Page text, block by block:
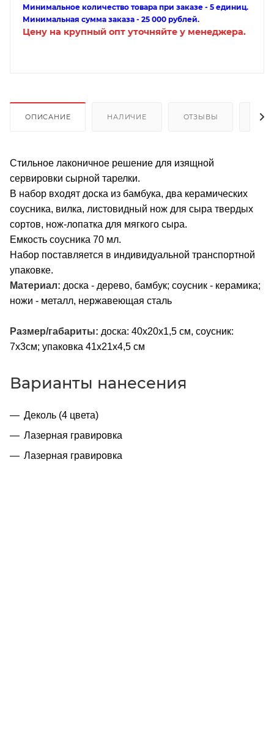
Минимальное количество товара при заказе - 5 единиц.
Минимальная сумма заказа - 25 000 рублей.
Цену на крупный опт уточняйте у менеджера.
ОПИСАНИЕ НАЛИЧИЕ ОТЗЫВЫ
Стильное лаконичное решение для изящной
сервировки сырной тарелки.
В набор входят доска из бамбука, два керамических
соусника, вилка, листовидный нож для сыра твердых
сортов, нож-лопатка для мягкого сыра.
Емкость соусника 70 мл.
Набор поставляется в индивидуальной транспортной
упаковке.
Материал: доска - дерево, бамбук; соусник - керамика;
ножи - металл, нержавеющая сталь
Размер/габариты: доска: 40х20х1,5 см, соусник:
7х3см; упаковка 41х21х4,5 см
Варианты нанесения
Деколь (4 цвета)
Лазерная гравировка
Лазерная гравировка